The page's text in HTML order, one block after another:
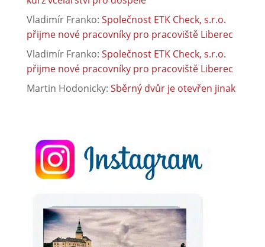
Vladimír Franko: Společnost ETK Check, s.r.o.
přijme nové pracovníky pro pracoviště Liberec
Vladimír Franko: Společnost ETK Check, s.r.o.
přijme nové pracovníky pro pracoviště Liberec
Martin Hodonicky: Sběrný dvůr je otevřen jinak